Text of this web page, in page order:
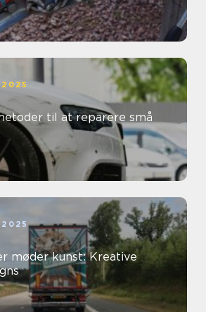
til at reparere små
møder kunst: Kreative